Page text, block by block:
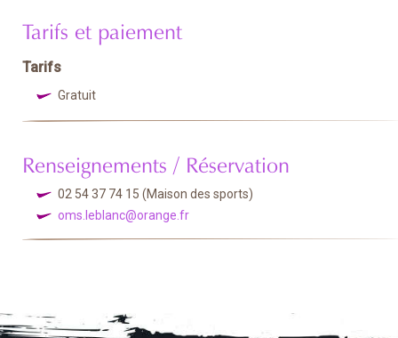
Tarifs et paiement
Tarifs
Gratuit
Renseignements / Réservation
02 54 37 74 15 (Maison des sports)
oms.leblanc@orange.fr